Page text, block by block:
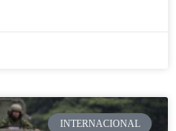
INTERNACIONAL